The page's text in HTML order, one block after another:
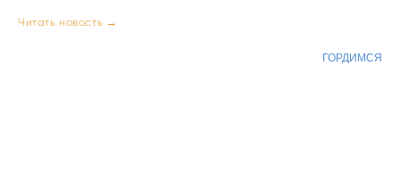
Читать новость →
ГОРДИМСЯ